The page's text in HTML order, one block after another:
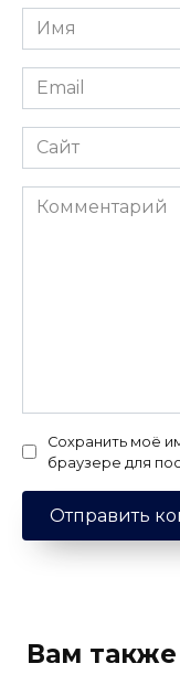
Имя
*
Email
*
Сайт
Комментарий
Сохранить моё
браузере для
Вам